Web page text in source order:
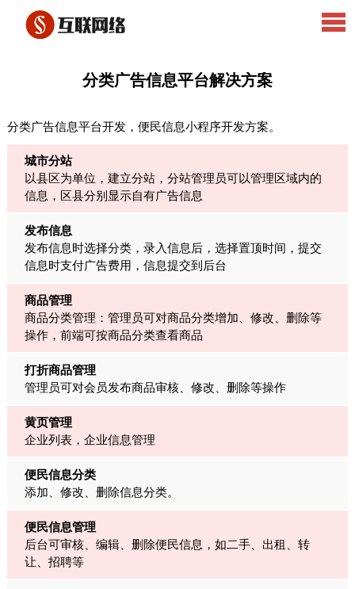
分类广告信息平台解决方案
分类广告信息平台开发，便民信息小程序开发方案。
城市分站
以县区为单位，建立分站，分站管理员可以管理区域内的
信息，区县分别显示自有广告信息
发布信息
发布信息时选择分类，录入信息后，选择置顶时间，提交
信息时支付广告费用，信息提交到后台
商品管理
商品分类管理：管理员可对商品分类增加、修改、删除等
操作，前端可按商品分类查看商品
打折商品管理
管理员可对会员发布商品审核、修改、删除等操作
黄页管理
企业列表，企业信息管理
便民信息分类
添加、修改、删除信息分类。
便民信息管理
后台可审核、编辑、删除便民信息，如二手、出租、转
让、招聘等